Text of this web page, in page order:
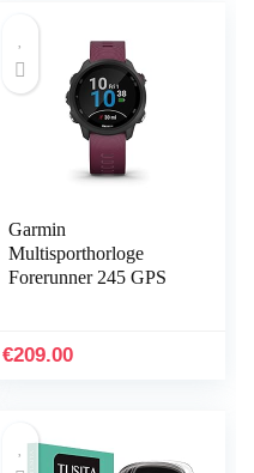
Garmin
Multisporthorloge
Forerunner 245 GPS
€209.00